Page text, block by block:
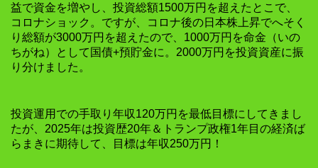
益で資金を増やし、投資総額1500万円を超えたとこで、
コロナショック。ですが、コロナ後の日本株上昇でへそく
り総額が3000万円を超えたので、1000万円を命金（いの
ちがね）として国債+預貯金に。2000万円を投資資産に振
り分けました。
投資運用での手取り年収120万円を最低目標にしてきまし
たが、2025年は投資歴20年＆トランプ政権1年目の経済ば
らまきに期待して、目標は年収250万円！